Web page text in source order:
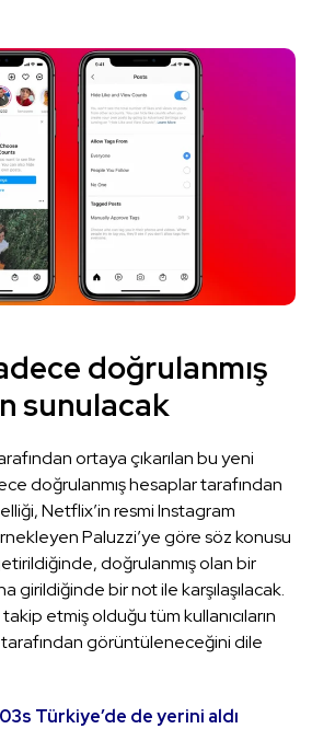
doğrulanmış
sunulacak
ortaya çıkarılan bu yeni
doğrulanmış hesaplar tarafından
Netflix’in resmi Instagram
Paluzzi’ye göre söz konusu
doğrulanmış olan bir
girildiğinde bir not ile karşılaşılacak.
etmiş olduğu tüm kullanıcıların
görüntüleneceğini dile
Türkiye’de de yerini aldı